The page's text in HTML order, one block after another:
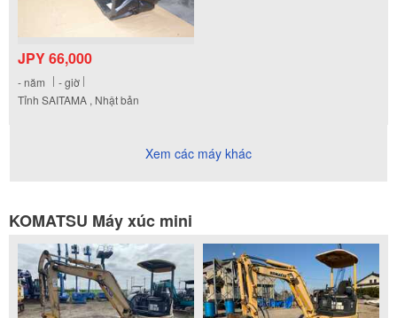
JPY 66,000
-năm -giờ
Tỉnh SAITAMA , Nhật bản
Xem các máy khác
KOMATSU Máy xúc mini